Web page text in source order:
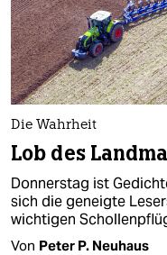
Die Wahrheit
Lob des
Donnerstag ist
sich die geneigte
wichtigen
Von Peter P. Neuhaus